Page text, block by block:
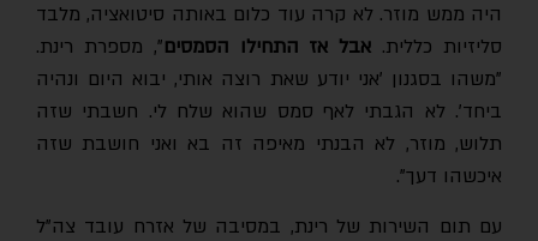
היה ממש מוזר. לא קרה עוד כלום באותה סיטואציה, מלבד
סליזיות כללית.אבל אז התחילו הסמסים", מספרת רינת.
"משהו בסגנון 'אני יודע שאת רוצה אותי, יבוא היום ונהיה
ביחד'. לא הגבתי לאף סמס שהוא שלח לי. חשבתי שזה
תלוש, מוזר, לא הבנתי מאיפה זה בא ואני חושבת שזה
איכשהו דעך".
עם תום השירות של רינת, במסיבה של אזרח עובד צה"ל